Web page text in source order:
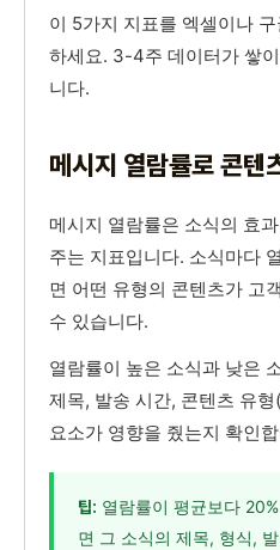
이 5가지 지표를 엑셀이나
하세요. 3-4주 데이터가 쌓
니다.
메시지 열람률로 콘텐
메시지 열람률은 소식의 효
주는 지표입니다. 소식마다
면 어떤 유형의 콘텐츠가 고
수 있습니다.
열람률이 높은 소식과 낮은
제목, 발송 시간, 콘텐츠 유
요소가 영향을 줬는지 확인
팁: 열람률이 평균보다
면 그 소식의 제목, 형식,